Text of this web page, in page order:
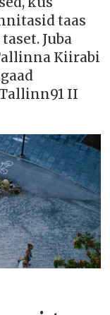
taas
Juba
Kiirabi
II